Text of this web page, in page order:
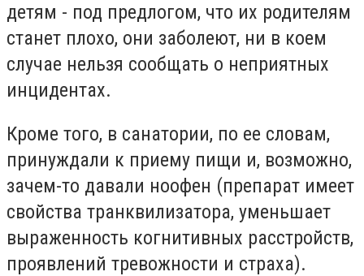
детям - под предлогом, что их родителям
станет плохо, они заболеют, ни в коем
случае нельзя сообщать о неприятных
инцидентах.
Кроме того, в санатории, по ее словам,
принуждали к приему пищи и, возможно,
зачем-то давали ноофен (препарат имеет
свойства транквилизатора, уменьшает
выраженность когнитивных расстройств,
проявлений тревожности и страха).